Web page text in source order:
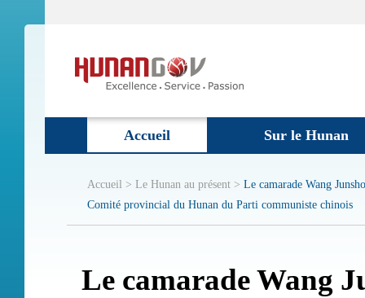
Accueil Sur le Hunan
Accueil > Le Hunan au présent > Le camarade Wang
Comité provincial du Hunan du Parti communiste chinois
Le camarade Wang